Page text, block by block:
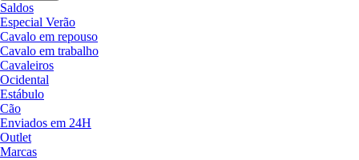
Saldos
Especial Verão
Cavalo em repouso
Cavalo em trabalho
Cavaleiros
Ocidental
Estábulo
Cão
Enviados em 24H
Outlet
Marcas